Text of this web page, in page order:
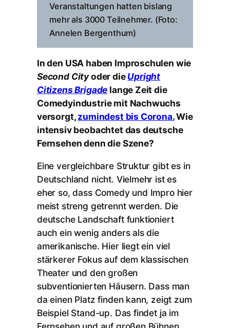
Veranstaltungen hatten bislang
mehr als 3000 Teilnehmer. (Foto:
Annelen Bergenthum)
In den USA haben Improschulen wie
Second Cityoder dieUpright
Citizens Brigade lange Zeit die
Comedyindustrie mit Nachwuchs
versorgt,zumindest bis Corona.Wie
intensiv beobachtet das deutsche
Fernsehen denn die Szene?
Eine vergleichbare Struktur gibt es in
Deutschland nicht. Vielmehr ist es
eher so, dass Comedy und Impro hier
meist streng getrennt werden. Die
deutsche Landschaft funktioniert
auch ein wenig anders als die
amerikanische. Hier liegt ein viel
stärkerer Fokus auf dem klassischen
Theater und den großen
subventionierten Häusern. Dass man
da einen Platz finden kann, zeigt zum
Beispiel Stand-up. Das findet ja im